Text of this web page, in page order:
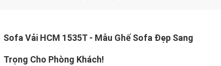
Sofa Vải HCM 1535T - Mẫu Ghế Sofa Đẹp Sang
Trọng Cho Phòng Khách!